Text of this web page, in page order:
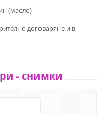
(масло)
договаряне и в
- снимки